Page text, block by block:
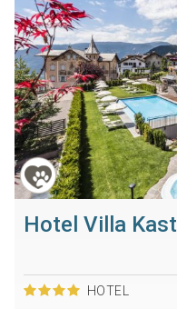
Hotel Villa
HOTEL